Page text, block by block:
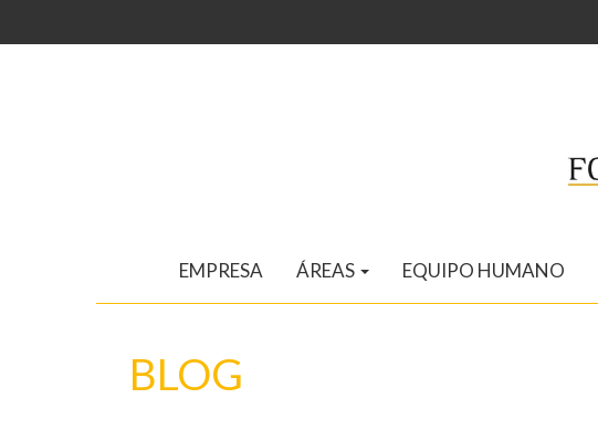
EMPRESA ÁREAS EQUIPO HUMANO
BLOG